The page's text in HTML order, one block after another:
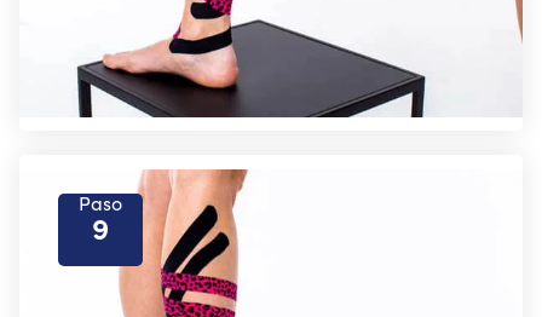
Paso
9